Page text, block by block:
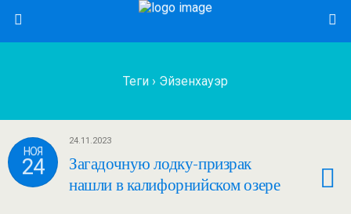
Теги › Эйзенхауэр
НОЯ
24
24.11.2023
Загадочную лодку-призрак
нашли в калифорнийском озере